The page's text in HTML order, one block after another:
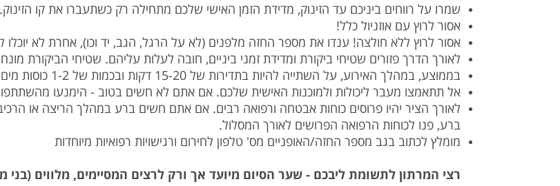
שמרו על רווחים ביניכם עד הזינוק, מדידת הזמן האישי שלכם מתחילה רק כשתעברו את קו הזינוק.
אסור לרוץ עם אוזניול כלל!
אסור לרוץ ללא חולצה! ענדו את מספר החזה מלפנים (לא על הרגל, הגב, יד וכו), אחרת לא יוכלו
לאורך הדרך פזורים שטיחי ביקורת ומדידת זמני ביניים, חובה לעלות עליהם. שטיחי הביקורת
בממוצע, במהלך האירוע, על השתייה להיות בתדירות של 15-20 דקות ובכמות של 1-2 כוסות מים.
אל תתאמצו מעבר ליכולות ולמוכנות האישית שלכם. אם אתם לא חשים בטוב - הימנעו
לאורך הציר יהיו פרוסים כוחות אבטחה ורפואה רבים. אם אתם חשים ברע במהלך הריצה או
ברע, פנו לכוחות הרפואה הפרושים לאורך המסלול.
מומלץ לכתוב בגב מספר החזה/האופניים מס' טלפון לחירום ורגישויות רפואיות מיוחדות
רצי המרתון לתשומת ליבכם - שער הסיום מיועד אך ורק לרצים המסיימים, מלווים (בני